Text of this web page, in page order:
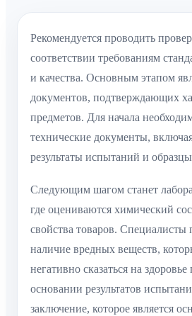
Рекомендуется проводить
соответствии требованиям
и качества. Основным этапом
документов, подтверждающих
предметов. Для начала
технические документы,
результаты испытаний и
Следующим шагом станет
где оцениваются химический
свойства товаров. Специалисты
наличие вредных веществ,
негативно сказаться на
основании результатов
заключение, которое является